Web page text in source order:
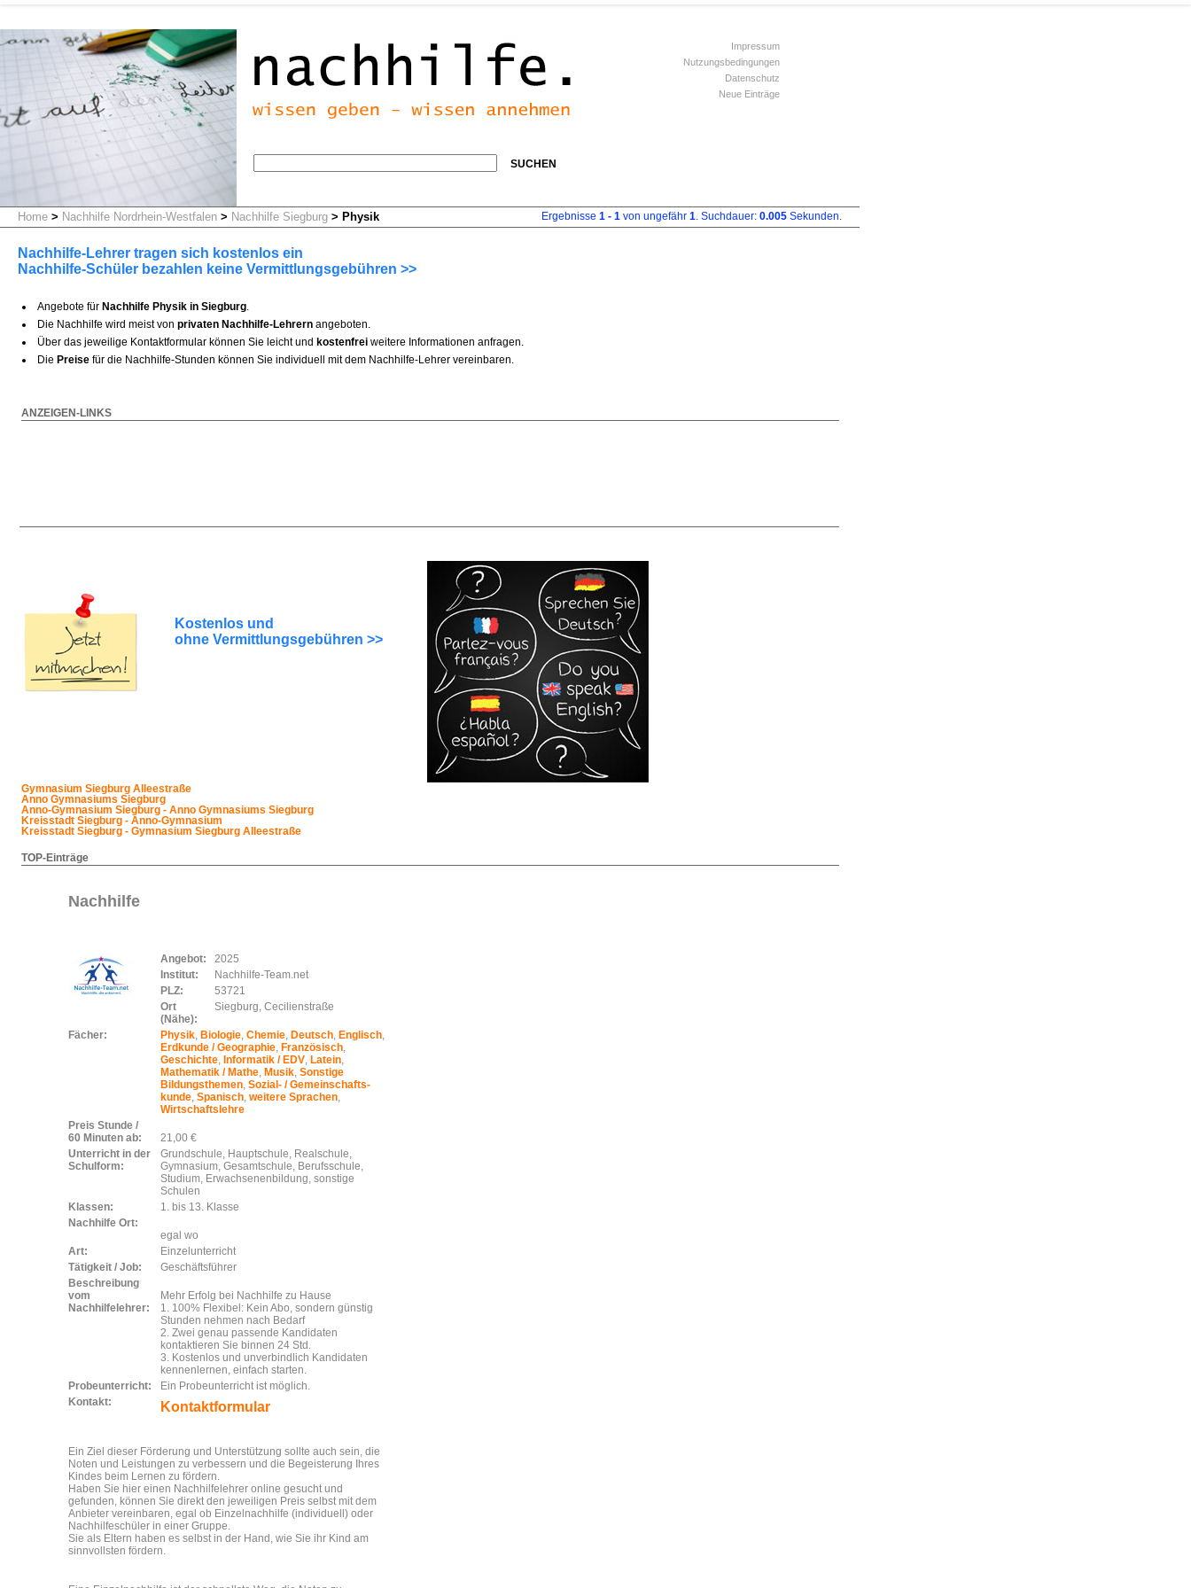
SUCHEN
Impressum
Nutzungsbedingungen
Datenschutz
Neue Einträge
Home > Nachhilfe Nordrhein-Westfalen > Nachhilfe Siegburg > Physik Ergebnisse 1 - 1 von ungefähr 1. Suchdauer: 0.005 Sekunden.
Nachhilfe-Lehrer tragen sich kostenlos ein
Nachhilfe-Schüler bezahlen keine Vermittlungsgebühren >>
Angebote für Nachhilfe Physik in Siegburg.
Die Nachhilfe wird meist von privaten Nachhilfe-Lehrern angeboten.
Über das jeweilige Kontaktformular können Sie leicht und kostenfrei weitere Informationen anfragen.
Die Preise für die Nachhilfe-Stunden können Sie individuell mit dem Nachhilfe-Lehrer vereinbaren.
ANZEIGEN-LINKS
Kostenlos und
ohne Vermittlungsgebühren >>
Gymnasium Siegburg Alleestraße
Anno Gymnasiums Siegburg
Anno-Gymnasium Siegburg - Anno Gymnasiums Siegburg
Kreisstadt Siegburg - Anno-Gymnasium
Kreisstadt Siegburg - Gymnasium Siegburg Alleestraße
TOP-Einträge
Nachhilfe
Angebot:
2025
Institut:
Nachhilfe-Team.net
PLZ:
53721
Ort
(Nähe):
Siegburg, Cecilienstraße
Fächer: Physik, Biologie, Chemie, Deutsch, Englisch,
Erdkunde / Geographie, Französisch,
Geschichte, Informatik / EDV, Latein,
Mathematik / Mathe, Musik, Sonstige
Bildungsthemen, Sozial- / Gemeinschafts-
kunde, Spanisch, weitere Sprachen,
Wirtschaftslehre
Preis Stunde /
60 Minuten ab:
21,00 €
Unterricht in der
Schulform:
Grundschule, Hauptschule, Realschule,
Gymnasium, Gesamtschule, Berufsschule,
Studium, Erwachsenenbildung, sonstige
Schulen
Klassen:
1. bis 13. Klasse
Nachhilfe Ort:
egal wo
Art:
Einzelunterricht
Tätigkeit / Job:
Geschäftsführer
Beschreibung
vom
Nachhilfelehrer:
Mehr Erfolg bei Nachhilfe zu Hause
1. 100% Flexibel: Kein Abo, sondern günstig
Stunden nehmen nach Bedarf
2. Zwei genau passende Kandidaten
kontaktieren Sie binnen 24 Std.
3. Kostenlos und unverbindlich Kandidaten
kennenlernen, einfach starten.
Probeunterricht:
Ein Probeunterricht ist möglich.
Kontakt:
Kontaktformular
Ein Ziel dieser Förderung und Unterstützung sollte auch sein, die
Noten und Leistungen zu verbessern und die Begeisterung Ihres
Kindes beim Lernen zu fördern.
Haben Sie hier einen Nachhilfelehrer online gesucht und
gefunden, können Sie direkt den jeweiligen Preis selbst mit dem
Anbieter vereinbaren, egal ob Einzelnachhilfe (individuell) oder
Nachhilfeschüler in einer Gruppe.
Sie als Eltern haben es selbst in der Hand, wie Sie ihr Kind am
sinnvollsten fördern.